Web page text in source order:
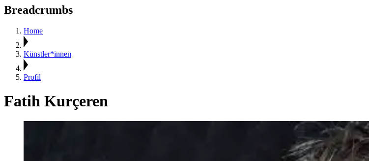
Breadcrumbs
Home
Künstler*innen
Profil
Fatih Kurçeren